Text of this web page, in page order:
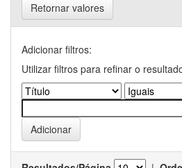
Retornar valores
Adicionar filtros:
Utilizar filtros para refinar o